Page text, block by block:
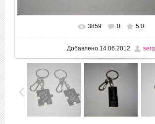
В реальном размере 604x452
3859 0 5.0
Добавлено 14.06.2012 serg